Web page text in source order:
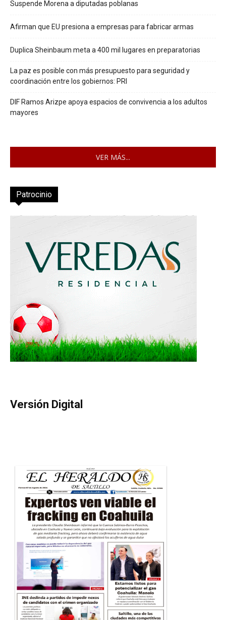
Suspende Morena a diputadas poblanas
Afirman que EU presiona a empresas para fabricar armas
Duplica Sheinbaum meta a 400 mil lugares en preparatorias
La paz es posible con más presupuesto para seguridad y
coordinación entre los gobiernos: PRI
DIF Ramos Arizpe apoya espacios de convivencia a los adultos
mayores
VER MÁS...
Patrocinio
Versión Digital